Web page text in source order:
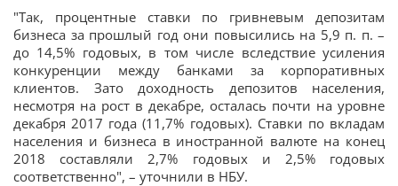
"Так, процентные ставки по гривневым депозитам
бизнеса за прошлый год они повысились на 5,9 п. п. –
до 14,5% годовых, в том числе вследствие усиления
конкуренции между банками за корпоративных
клиентов. Зато доходность депозитов населения,
несмотря на рост в декабре, осталась почти на уровне
декабря 2017 года (11,7% годовых). Ставки по вкладам
населения и бизнеса в иностранной валюте на конец
2018 составляли 2,7% годовых и 2,5% годовых
соответственно", – уточнили в НБУ.